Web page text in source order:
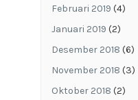
Februari 2019 (4)
Januari 2019 (2)
Desember 2018 (6)
November 2018 (3)
Oktober 2018 (2)